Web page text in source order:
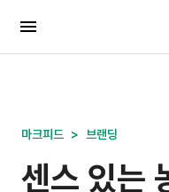
마크피드 > 브랜딩
센스 있는